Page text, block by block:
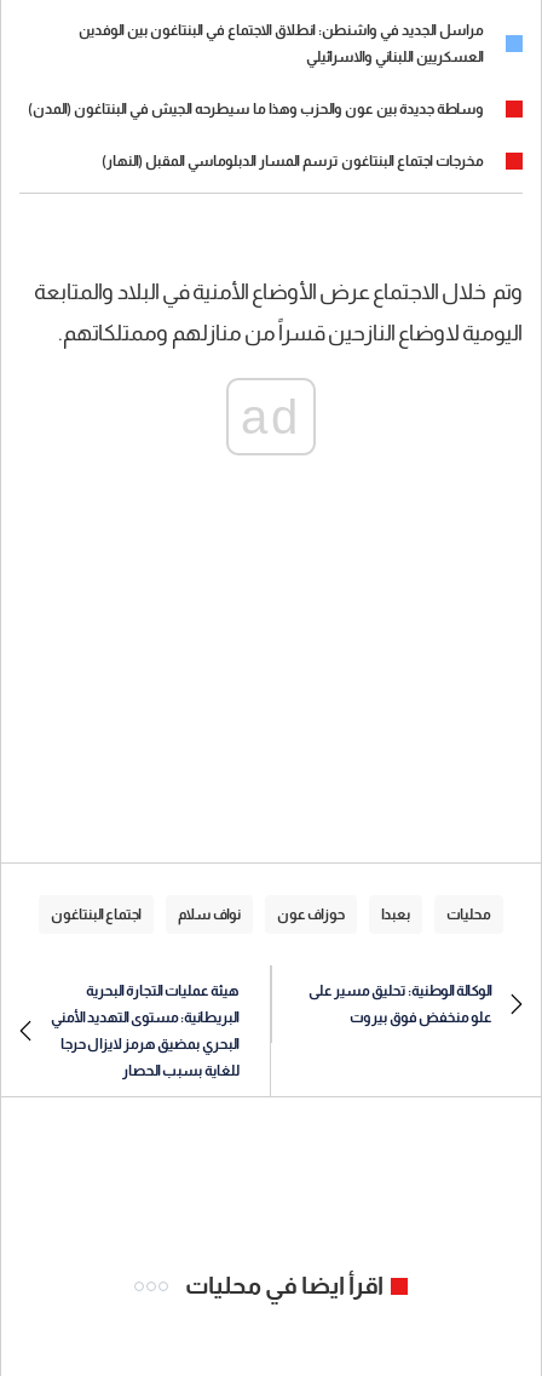
مراسل الجديد في واشنطن: انطلاق الاجتماع في البنتاغون بين الوفدين
العسكريين اللبناني والاسرائيلي
وساطة جديدة بين عون والحزب وهذا ما سيطرحه الجيش في البنتاغون (المدن)
مخرجات اجتماع البنتاغون ترسم المسار الدبلوماسي المقبل (النهار)
وتم خلال الاجتماع عرض الأوضاع الأمنية في البلاد والمتابعة
اليومية لاوضاع النازحين قسراً من منازلهم وممتلكاتهم.
ad
محليات بعبدا حوزاف عون نواف سلام اجتماع البنتاغون
الوكالة الوطنية: تحليق مسير على
علو منخفض فوق بيروت
هيئة عمليات التجارة البحرية
البريطانية: مستوى التهديد الأمني
البحري بمضيق هرمز لايزال حرجا
للغاية بسبب الحصار
اقرأ ايضا في محليات